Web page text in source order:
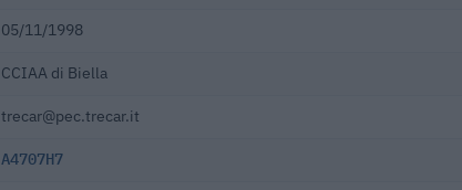
05/11/1998
CCIAA di Biella
trecar@pec.trecar.it
A4707H7